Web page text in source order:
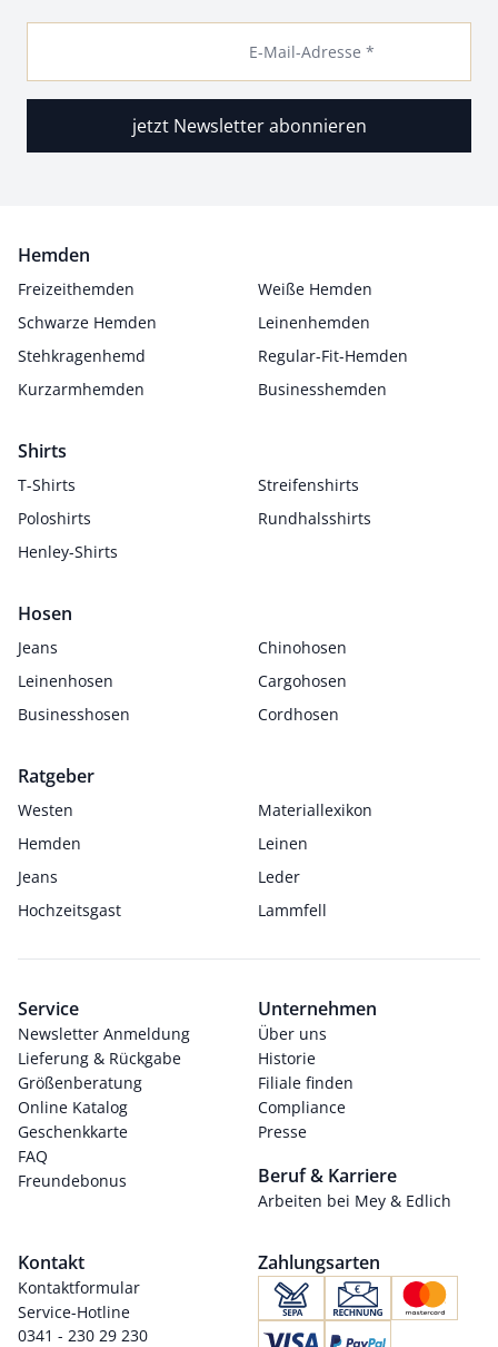
E-Mail-Adresse *
jetzt Newsletter abonnieren
Hemden
Freizeithemden
Weiße Hemden
Schwarze Hemden
Leinenhemden
Stehkragenhemd
Regular-Fit-Hemden
Kurzarmhemden
Businesshemden
Shirts
T-Shirts
Streifenshirts
Poloshirts
Rundhalsshirts
Henley-Shirts
Hosen
Jeans
Chinohosen
Leinenhosen
Cargohosen
Businesshosen
Cordhosen
Ratgeber
Westen
Materiallexikon
Hemden
Leinen
Jeans
Leder
Hochzeitsgast
Lammfell
Service
Newsletter Anmeldung
Lieferung & Rückgabe
Größenberatung
Online Katalog
Geschenkkarte
FAQ
Freundebonus
Unternehmen
Über uns
Historie
Filiale finden
Compliance
Presse
Beruf & Karriere
Arbeiten bei Mey & Edlich
Kontakt
Kontaktformular
Service-Hotline
0341 - 230 29 230
Zahlungsarten